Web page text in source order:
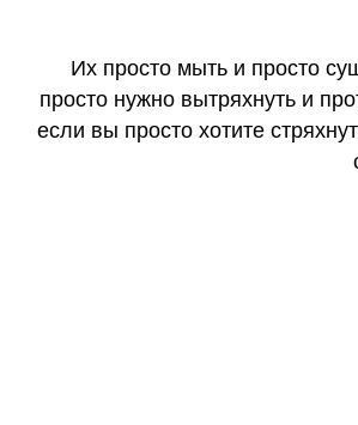
Их просто мыть и просто
просто нужно вытряхнуть и
если вы просто хотите